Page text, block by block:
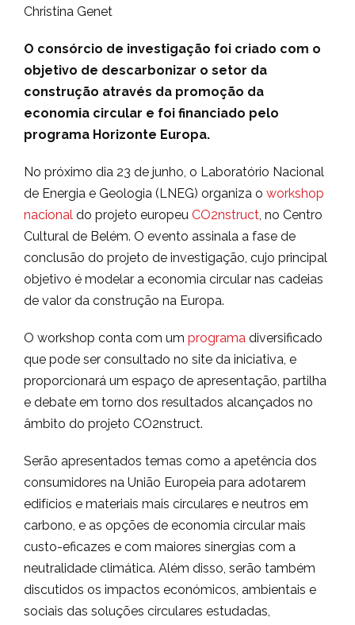
Christina Genet
O consórcio de investigação foi criado com o
objetivo de descarbonizar o setor da
construção através da promoção da
economia circular e foi financiado pelo
programa Horizonte Europa.
No próximo dia 23 de junho, o Laboratório Nacional
de Energia e Geologia (LNEG) organiza o workshop
nacional do projeto europeu CO2nstruct, no Centro
Cultural de Belém. O evento assinala a fase de
conclusão do projeto de investigação, cujo principal
objetivo é modelar a economia circular nas cadeias
de valor da construção na Europa.
O workshop conta com um programa diversificado
que pode ser consultado no site da iniciativa, e
proporcionará um espaço de apresentação, partilha
e debate em torno dos resultados alcançados no
âmbito do projeto CO2nstruct.
Serão apresentados temas como a apetência dos
consumidores na União Europeia para adotarem
edifícios e materiais mais circulares e neutros em
carbono, e as opções de economia circular mais
custo-eficazes e com maiores sinergias com a
neutralidade climática. Além disso, serão também
discutidos os impactos económicos, ambientais e
sociais das soluções circulares estudadas,